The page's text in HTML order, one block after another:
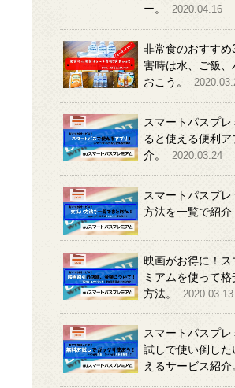
ー。
2020.04.16
非常食のおすすめ
害時は水、ご飯、
おこう。
スマートパスプ
ると使える便利ア
介。
2020.03.24
スマートパスプ
方法を一覧で紹介
映画がお得に！ス
ミアムを使って
方法。
2020.03.13
スマートパスプ
試しで使い倒した
えるサービス紹介